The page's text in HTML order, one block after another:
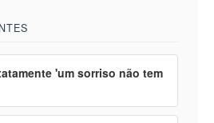
'um sorriso não tem